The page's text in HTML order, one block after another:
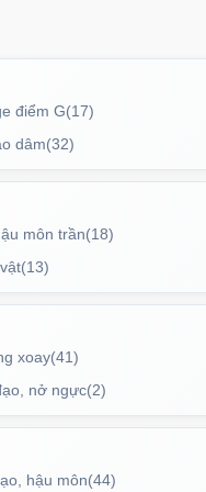
pastel
dù ở bất cứ đâu.
và hứng thú.
giúp tăng ma sát và kích
điểm G(17)
dâm(32)
môn trần(18)
(13)
xoay(41)
nở ngực(2)
hậu môn(44)